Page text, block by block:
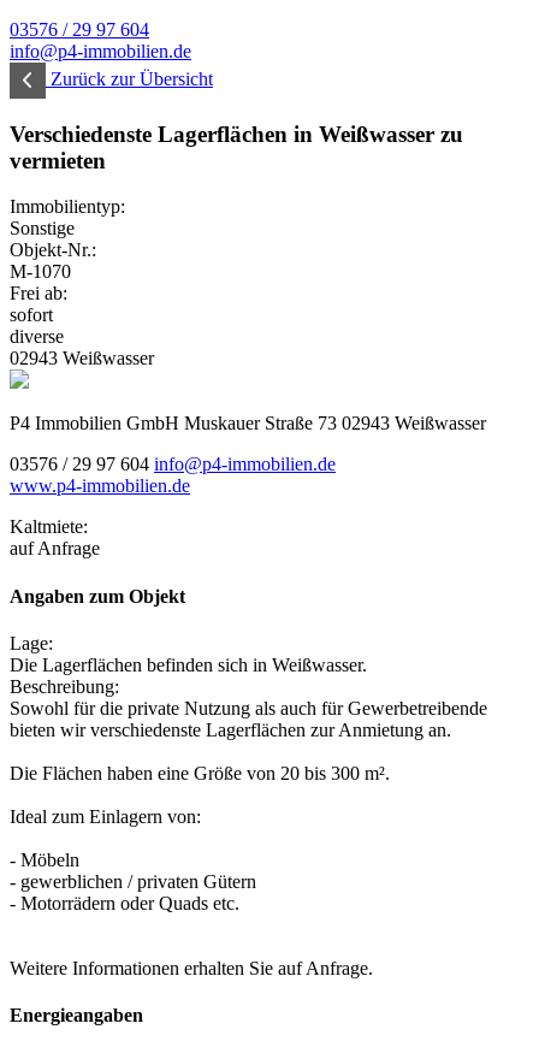
03576 / 29 97 604
info@p4-immobilien.de
Zurück zur Übersicht
Verschiedenste Lagerflächen in Weißwasser zu
vermieten
Immobilientyp:
Sonstige
Objekt-Nr.:
M-1070
Frei ab:
sofort
diverse
02943 Weißwasser
P4 Immobilien GmbH Muskauer Straße 73 02943 Weißwasser
03576 / 29 97 604 info@p4-immobilien.de
www.p4-immobilien.de
Kaltmiete:
auf Anfrage
Angaben zum Objekt
Lage:
Die Lagerflächen befinden sich in Weißwasser.
Beschreibung:
Sowohl für die private Nutzung als auch für Gewerbetreibende
bieten wir verschiedenste Lagerflächen zur Anmietung an.
Die Flächen haben eine Größe von 20 bis 300 m².
Ideal zum Einlagern von:
- Möbeln
- gewerblichen / privaten Gütern
- Motorrädern oder Quads etc.
Weitere Informationen erhalten Sie auf Anfrage.
Energieangaben